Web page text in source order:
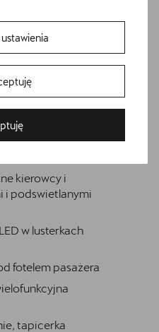
i skrzynią biegów
czescia w kolorze
w kolorze miedzi
kierowcy i
i podswietlanymi
w lusterkach
fotelem pasażera
tapicerka